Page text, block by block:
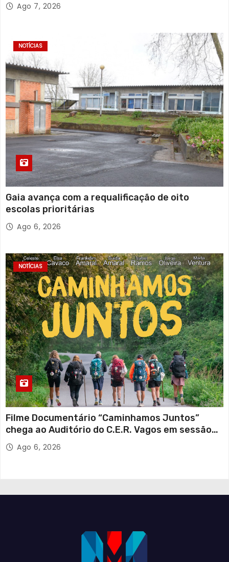
Ago 7, 2026
NOTÍCIAS
Gaia avança com a requalificação de oito
escolas prioritárias
Ago 6, 2026
NOTÍCIAS
Filme Documentário “Caminhamos Juntos”
chega ao Auditório do C.E.R. Vagos em sessão
solidária
Ago 6, 2026